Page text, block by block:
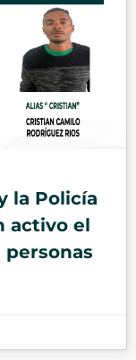
la Policía
activo el